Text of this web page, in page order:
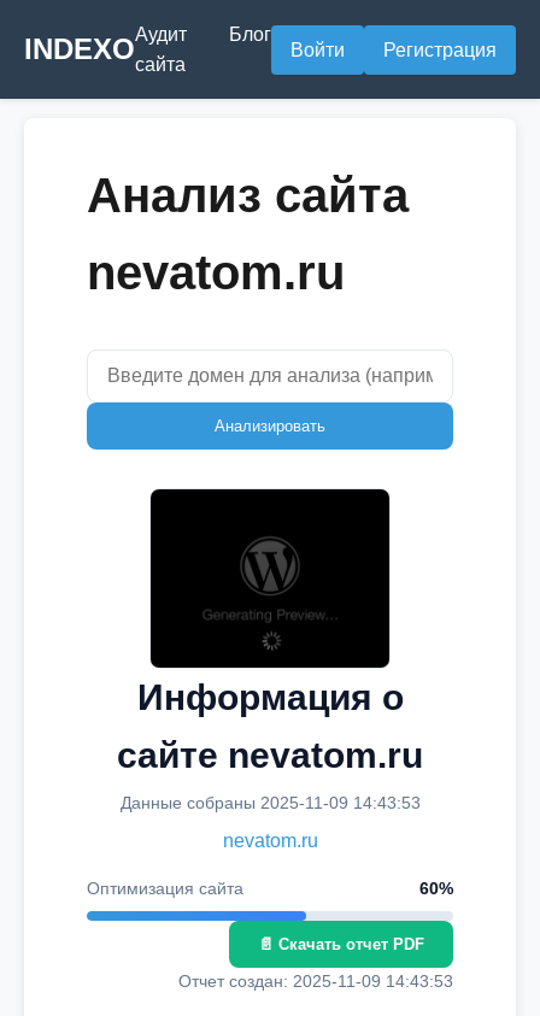
INDEXOАудит
сайта
Блог
Войти Регистрация
Анализ сайта
nevatom.ru
Анализировать
Информация о
сайте nevatom.ru
Данные собраны 2025-11-09 14:43:53
nevatom.ru
Оптимизация сайта 60%
📄 Скачать отчет PDF
Отчет создан: 2025-11-09 14:43:53